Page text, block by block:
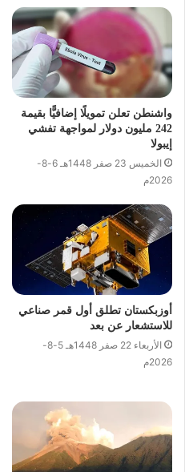
واشنطن تعلن تمويلًا إضافيًّا بقيمة
242 مليون دولار لمواجهة تفشي
إيبولا
الخميس 23 صفر 1448هـ 6-8-
2026م
أوزبكستان تطلق أول قمر صناعي
للاستشعار عن بعد
الأربعاء 22 صفر 1448هـ 5-8-
2026م